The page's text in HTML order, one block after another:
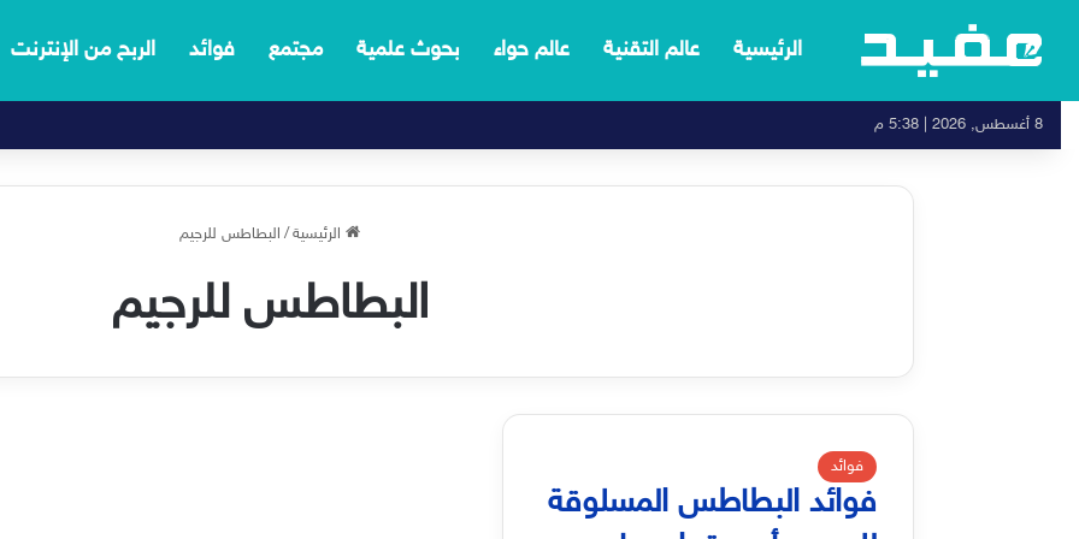
الرئيسية عالم التقنية عالم حواء بحوث علمية مجتمع فوائد الربح من الإنترنت
8 أغسطس, 2026 | 5:38 م
الرئيسية/ البطاطس للرجيم
البطاطس للرجيم
فوائد
فوائد البطاطس المسلوقة